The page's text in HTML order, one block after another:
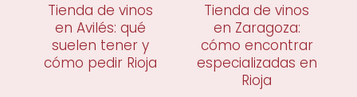
Tienda de vinos
en Avilés: qué
suelen tener y
cómo pedir Rioja
Tienda de vinos
en Zaragoza:
cómo encontrar
especializadas en
Rioja